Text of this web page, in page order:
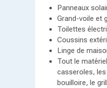
Panneaux
Grand-voile et
Toilettes
Coussins
Linge de
Tout le
casseroles,
bouilloire, le